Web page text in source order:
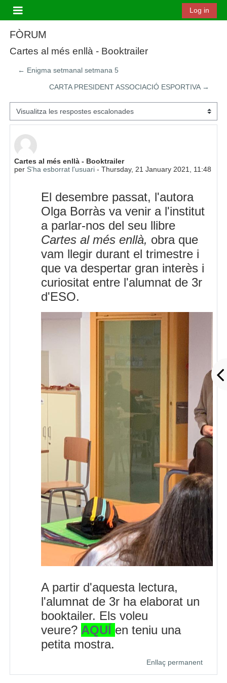
Panell lateral
Log in
FÒRUM
Cartes al més enllà - Booktrailer
← Enigma setmanal setmana 5
CARTA PRESIDENT ASSOCIACIÓ ESPORTIVA →
Mode de visualització
Cartes al més enllà - Booktrailer
per S'ha esborrat l'usuari -Thursday, 21 January 2021, 11:48
Nombre de respostes: 0
El desembre passat, l'autora
Olga Borràs va venir a l'institut
a parlar-nos del seu llibre
Cartes al més enllà, obra que
vam llegir durant el trimestre i
que va despertar gran interès i
curiositat entre l'alumnat de 3r
d'ESO.
A partir d'aquesta lectura,
l'alumnat de 3r ha elaborat un
booktailer. Els voleu
veure? AQUÍ en teniu una
petita mostra.
Enllaç permanent